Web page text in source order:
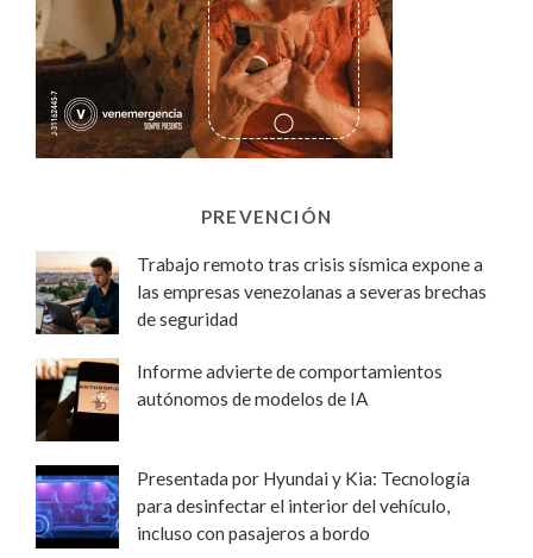
PREVENCIÓN
Trabajo remoto tras crisis sísmica expone a
las empresas venezolanas a severas brechas
de seguridad
Informe advierte de comportamientos
autónomos de modelos de IA
Presentada por Hyundai y Kia: Tecnología
para desinfectar el interior del vehículo,
incluso con pasajeros a bordo